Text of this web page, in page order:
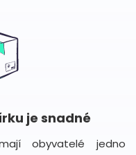
je snadné
obyvatelé jedno